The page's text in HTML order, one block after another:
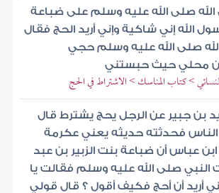
صلى الله عليه وسلم على ضباعة
الله إني شاكية وإني أريد الحج فقال
صلى الله عليه وسلم حجي
محلي حيث حبستني
> كتاب المناسك > الاشتراط في الحج
بن جبير عن الرجل يحج يشترط قال
الناس فحدثته حديثه يعني عكرمة
عباس أن ضباعة بنت الزبير بن عبد
النبي صلى الله عليه وسلم فقالت يا
أريد أن أحج فكيف أقول ؟ قال قولي